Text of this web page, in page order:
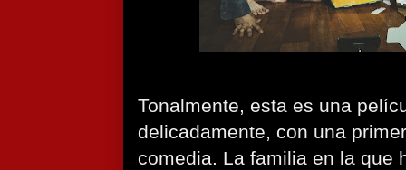
Tonalmente, esta es una
delicadamente, con una
comedia. La familia en la que